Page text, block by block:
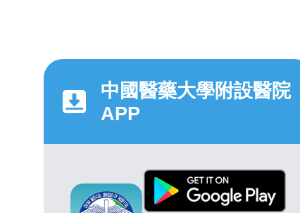
中國醫藥大學附設醫院
APP